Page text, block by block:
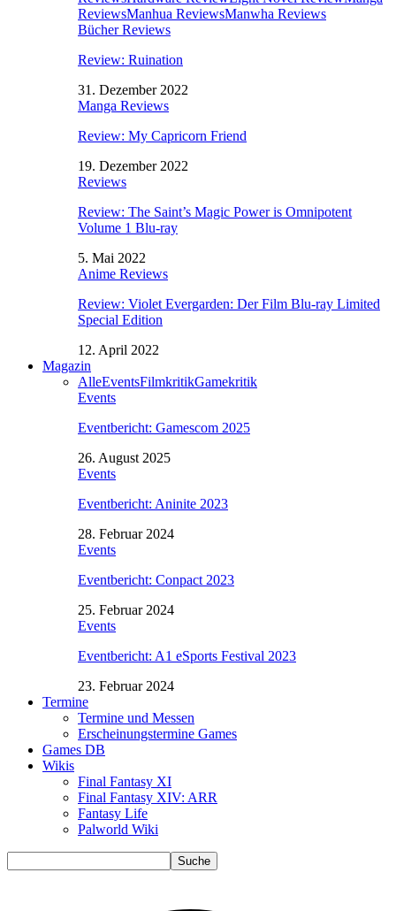
ReviewsManhua ReviewsManwha Reviews
Bücher Reviews
Review: Ruination
31. Dezember 2022
Manga Reviews
Review: My Capricorn Friend
19. Dezember 2022
Reviews
Review: The Saint’s Magic Power is Omnipotent
Volume 1 Blu-ray
5. Mai 2022
Anime Reviews
Review: Violet Evergarden: Der Film Blu-ray Limited
Special Edition
12. April 2022
Magazin
AlleEventsFilmkritikGamekritik
Events
Eventbericht: Gamescom 2025
26. August 2025
Events
Eventbericht: Aninite 2023
28. Februar 2024
Events
Eventbericht: Conpact 2023
25. Februar 2024
Events
Eventbericht: A1 eSports Festival 2023
23. Februar 2024
Termine
Termine und Messen
Erscheinungstermine Games
Games DB
Wikis
Final Fantasy XI
Final Fantasy XIV: ARR
Fantasy Life
Palworld Wiki
Suche